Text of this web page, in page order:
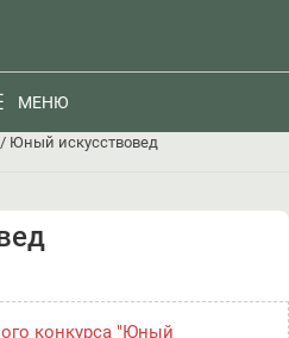
МЕНЮ
/ Юный искусствовед
конкурса "Юный